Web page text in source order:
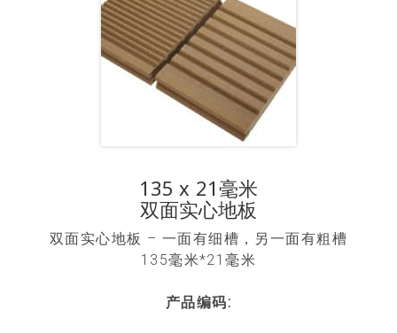
135 x 21毫米
双面实心地板
双面实心地板 – 一面有细槽，另一面有粗槽
135毫米*21毫米
产品编码: